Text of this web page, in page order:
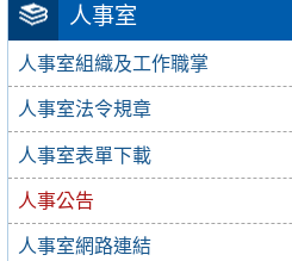
人事室
人事室組織及工作職掌
人事室法令規章
人事室表單下載
人事公告
人事室網路連結